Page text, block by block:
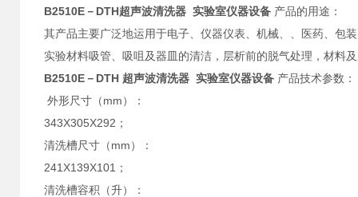
B2510E－DTH超声波清洗器 实验室仪器设备 产品的用途：
其产品主要广泛地运用于电子、仪器仪表、机械、、医药、包
实验材料吸管、吸咀及器皿的清洁，层析前的脱气处理，材料
B2510E－DTH 超声波清洗器 实验室仪器设备 产品技术参数：
外形尺寸（mm）：
343X305X292；
清洗槽尺寸（mm）：
241X139X101；
清洗槽容积（升）：